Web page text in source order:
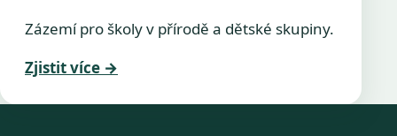
Zázemí pro školy v přírodě a dětské skupiny.
Zjistit více →